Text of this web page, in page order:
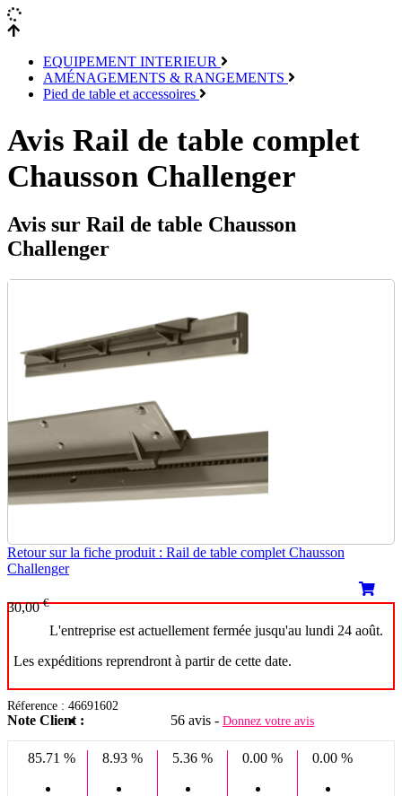
EQUIPEMENT INTERIEUR
AMÉNAGEMENTS & RANGEMENTS
Pied de table et accessoires
Avis Rail de table complet
Chausson Challenger
Avis sur Rail de table Chausson
Challenger
Retour sur la fiche produit : Rail de table complet Chausson
Challenger
30,00€
L'entreprise est actuellement fermée jusqu'au lundi 24 août.
Les expéditions reprendront à partir de cette date.
Réference : 46691602
Note Client : 56 avis - Donnez votre avis
85.71 % 8.93 % 5.36 % 0.00 % 0.00 %